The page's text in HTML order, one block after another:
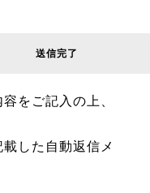
送信完了
をご記入の上、
した自動返信メ